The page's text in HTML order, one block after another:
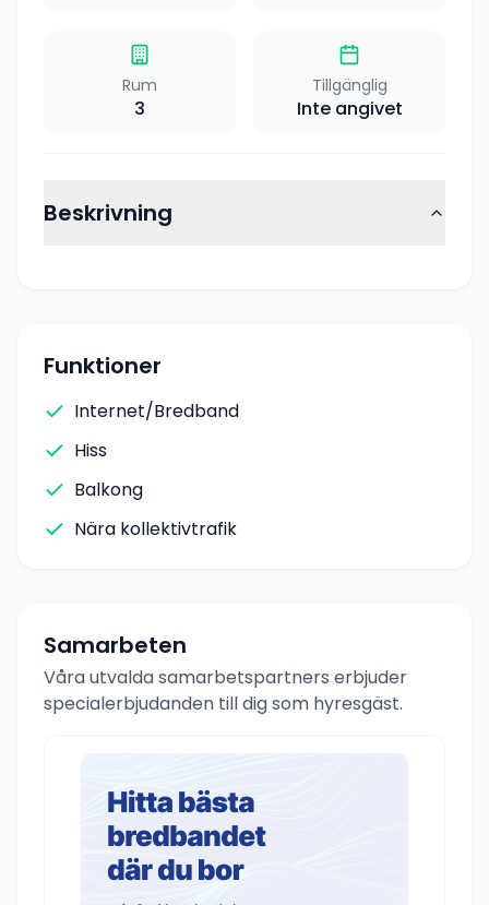
Rum
3
Tillgänglig
Inte angivet
Beskrivning
Funktioner
Internet/Bredband
Hiss
Balkong
Nära kollektivtrafik
Samarbeten
Våra utvalda samarbetspartners erbjuder
specialerbjudanden till dig som hyresgäst.